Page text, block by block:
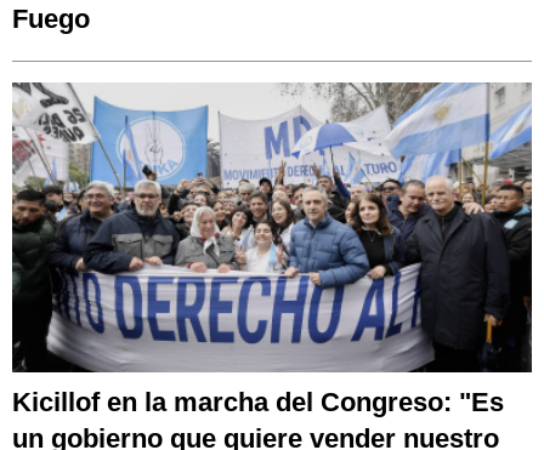
Fuego
Kicillof en la marcha del Congreso: "Es
un gobierno que quiere vender nuestro